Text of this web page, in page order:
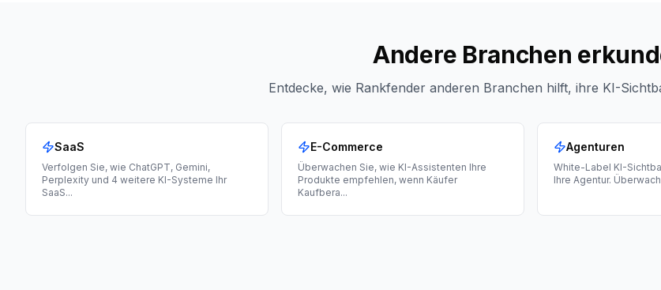
Andere Branchen
Entdecke, wie Rankfender anderen Branchen hilft, ihre KI-
SaaS
Verfolgen Sie, wie ChatGPT, Gemini,
Perplexity und 4 weitere KI-Systeme Ihr
SaaS...
E-Commerce
Überwachen Sie, wie KI-Assistenten Ihre
Produkte empfehlen, wenn Käufer
Kaufbera...
Agenturen
White-Label KI-
Ihre Agentur.